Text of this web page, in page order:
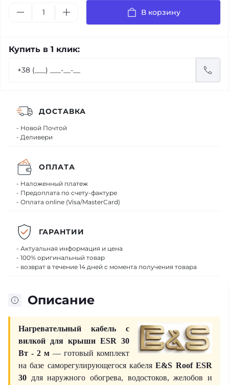
В корзину
Купить в 1 клик:
Описание
Нагревательный кабель с
вилкой для крыши ESR 30
Вт - 2 м — готовый комплект
на базе саморегулирующегося кабеляE&S Roof ESR
30 для наружного обогрева, водостоков, желобов и
ДОСТАВКА
- Новой Почтой
- Деливери
ОПЛАТА
- Наложенный платеж
- Предоплата по счету-фактуре
- Оплата online (Visa/MasterCard)
ГАРАНТИИ
- Актуальная информация и цена
- 100% оригинальный товар
- возврат в течение 14 дней с момента получения товара